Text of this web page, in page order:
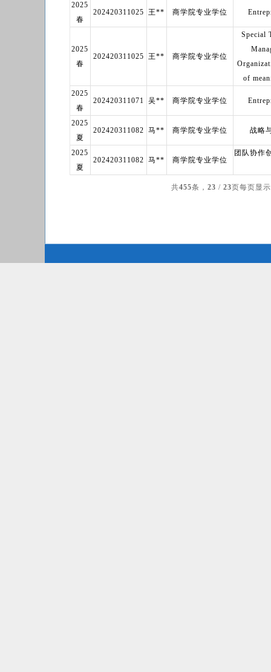
2025
春
202420311025 王** 商学院专业学位
2025
春
202420311025 王** 商学院专业学位
Special
of
2025
春
202420311071 吴** 商学院专业学位
2025
夏
202420311082 马** 商学院专业学位 战略
2025
夏
202420311082 马** 商学院专业学位
团队协作
共455条， 23 / 23页每页显示